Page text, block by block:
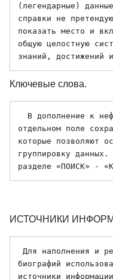
(легендарные)
справки не
показать место и
общую целостную
Ключевые слова.
отдельном поле
которые позволяют
группировку
ИСТОЧНИКИ
биографий
источники